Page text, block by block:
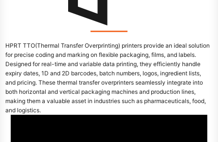
HPRT TTO(Thermal Transfer Overprinting) printers provide an ideal solution
for precise coding and marking on flexible packaging, films, and labels.
Designed for real-time and variable data printing, they efficiently handle
expiry dates, 1D and 2D barcodes, batch numbers, logos, ingredient lists,
and pricing. These thermal transfer overprinters seamlessly integrate into
both horizontal and vertical packaging machines and production lines,
making them a valuable asset in industries such as pharmaceuticals, food,
and logistics.